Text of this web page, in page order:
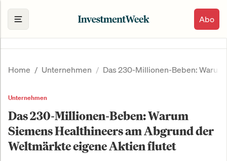
Abo
Home Unternehmen Das 230-Millionen-Beben:
Unternehmen
Das 230-Millionen-Beben: Warum
Siemens Healthineers am Abgrund der
Weltmärkte eigene Aktien flutet